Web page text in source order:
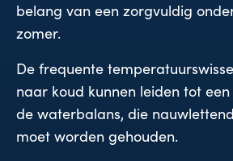
belang van een zorgvuldig
zomer.
De frequente
naar koud kunnen leiden tot
de waterbalans, die
moet worden gehouden.